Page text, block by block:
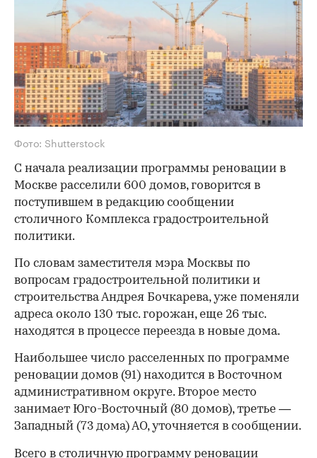
Фото: Shutterstock
С начала реализации программы реновации в
Москве расселили 600 домов, говорится в
поступившем в редакцию сообщении
столичного Комплекса градостроительной
политики.
По словам заместителя мэра Москвы по
вопросам градостроительной политики и
строительства Андрея Бочкарева, уже поменяли
адреса около 130 тыс. горожан, еще 26 тыс.
находятся в процессе переезда в новые дома.
Наибольшее число расселенных по программе
реновации домов (91) находится в Восточном
административном округе. Второе место
занимает Юго-Восточный (80 домов), третье —
Западный (73 дома) АО, уточняется в сообщении.
Всего в столичную программу реновации